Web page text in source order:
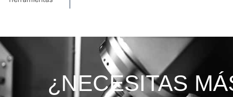
¿NECESITAS